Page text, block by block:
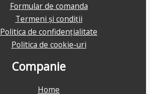
Formular de comanda
Termeni și condiții
Politica de confidențialitate
Politica de cookie-uri
Companie
Home